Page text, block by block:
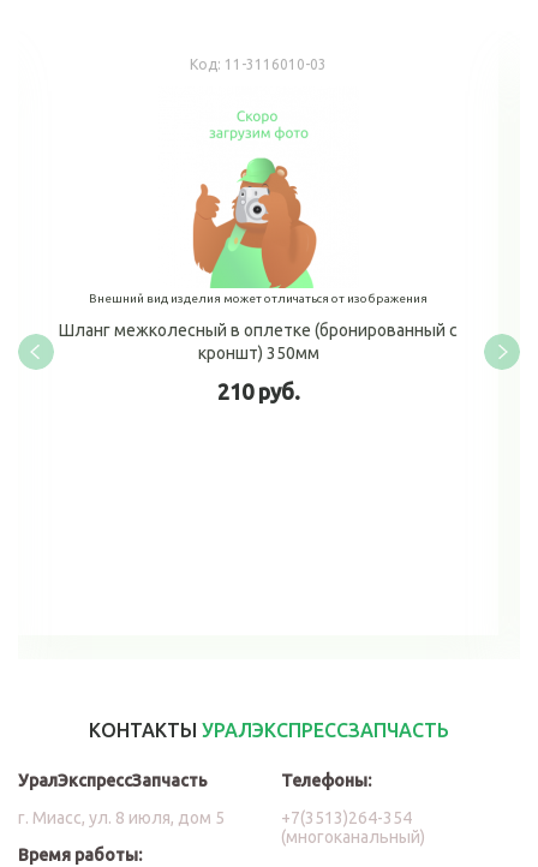
Код: 11-3116010-03
Внешний вид изделия может отличаться от изображения
Шланг межколесный в оплетке (бронированный с
кроншт) 350мм
210 руб.
КОНТАКТЫ УРАЛЭКСПРЕССЗАПЧАСТЬ
УралЭкспрессЗапчасть
г. Миасс, ул. 8 июля, дом 5
Время работы:
Телефоны:
+7(3513)264-354
(многоканальный)